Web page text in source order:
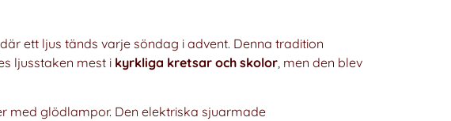
, där ett ljus tänds varje söndag i advent. Denna tradition
ljusstaken mest i kyrkliga kretsar och skolor , men den blev
med glödlampor. Den elektriska sjuarmade